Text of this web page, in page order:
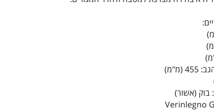
(מ"מ)
בוק (אשור)